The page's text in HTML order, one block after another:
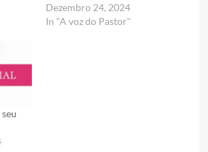
Dezembro 24, 2024
In "A voz do Pastor"